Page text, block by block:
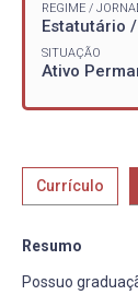
REGIME /
Estatutário
SITUAÇÃO
Ativo
Currículo
Resumo
Possuo